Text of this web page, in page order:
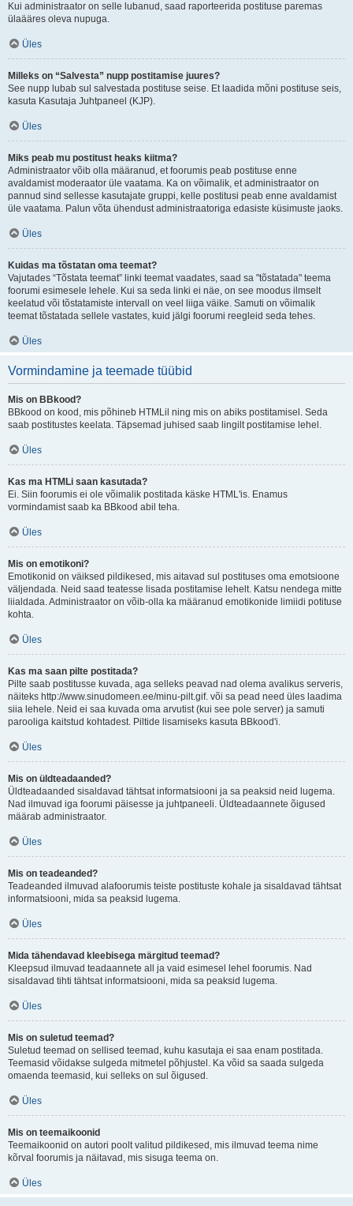
Kui administraator on selle lubanud, saad raporteerida postituse paremas
ülaääres oleva nupuga.
Üles
Milleks on “Salvesta” nupp postitamise juures?
See nupp lubab sul salvestada postituse seise. Et laadida mõni postituse seis,
kasuta Kasutaja Juhtpaneel (KJP).
Üles
Miks peab mu postitust heaks kiitma?
Administraator võib olla määranud, et foorumis peab postituse enne
avaldamist moderaator üle vaatama. Ka on võimalik, et administraator on
pannud sind sellesse kasutajate gruppi, kelle postitusi peab enne avaldamist
üle vaatama. Palun võta ühendust administraatoriga edasiste küsimuste jaoks.
Üles
Kuidas ma tõstatan oma teemat?
Vajutades “Tõstata teemat” linki teemat vaadates, saad sa "tõstatada" teema
foorumi esimesele lehele. Kui sa seda linki ei näe, on see moodus ilmselt
keelatud või tõstatamiste intervall on veel liiga väike. Samuti on võimalik
teemat tõstatada sellele vastates, kuid jälgi foorumi reegleid seda tehes.
Üles
Vormindamine ja teemade tüübid
Mis on BBkood?
BBkood on kood, mis põhineb HTMLil ning mis on abiks postitamisel. Seda
saab postitustes keelata. Täpsemad juhised saab lingilt postitamise lehel.
Üles
Kas ma HTMLi saan kasutada?
Ei. Siin foorumis ei ole võimalik postitada käske HTML'is. Enamus
vormindamist saab ka BBkood abil teha.
Üles
Mis on emotikoni?
Emotikonid on väiksed pildikesed, mis aitavad sul postituses oma emotsioone
väljendada. Neid saad teatesse lisada postitamise lehelt. Katsu nendega mitte
liialdada. Administraator on võib-olla ka määranud emotikonide limiidi potituse
kohta.
Üles
Kas ma saan pilte postitada?
Pilte saab postitusse kuvada, aga selleks peavad nad olema avalikus serveris,
näiteks http://www.sinudomeen.ee/minu-pilt.gif. või sa pead need üles laadima
siia lehele. Neid ei saa kuvada oma arvutist (kui see pole server) ja samuti
parooliga kaitstud kohtadest. Piltide lisamiseks kasuta BBkood'i.
Üles
Mis on üldteadaanded?
Üldteadaanded sisaldavad tähtsat informatsiooni ja sa peaksid neid lugema.
Nad ilmuvad iga foorumi päisesse ja juhtpaneeli. Üldteadaannete õigused
määrab administraator.
Üles
Mis on teadeanded?
Teadeanded ilmuvad alafoorumis teiste postituste kohale ja sisaldavad tähtsat
informatsiooni, mida sa peaksid lugema.
Üles
Mida tähendavad kleebisega märgitud teemad?
Kleepsud ilmuvad teadaannete all ja vaid esimesel lehel foorumis. Nad
sisaldavad tihti tähtsat informatsiooni, mida sa peaksid lugema.
Üles
Mis on suletud teemad?
Suletud teemad on sellised teemad, kuhu kasutaja ei saa enam postitada.
Teemasid võidakse sulgeda mitmetel põhjustel. Ka võid sa saada sulgeda
omaenda teemasid, kui selleks on sul õigused.
Üles
Mis on teemaikoonid
Teemaikoonid on autori poolt valitud pildikesed, mis ilmuvad teema nime
kõrval foorumis ja näitavad, mis sisuga teema on.
Üles